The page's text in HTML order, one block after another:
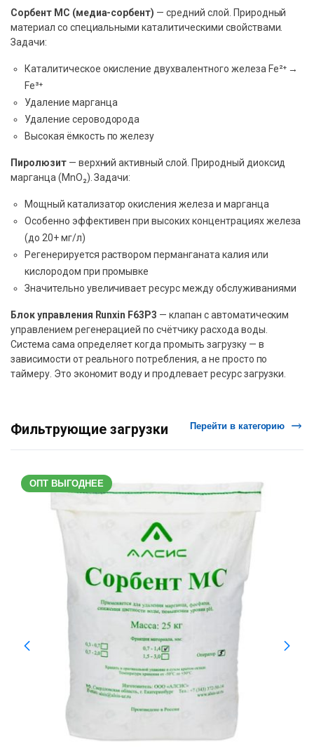
Сорбент МС (медиа-сорбент) — средний слой. Природный
материал со специальными каталитическими свойствами.
Задачи:
Каталитическое окисление двухвалентного железа Fe²⁺ →
Fe³⁺
Удаление марганца
Удаление сероводорода
Высокая ёмкость по железу
Пиролюзит— верхний активный слой. Природный диоксид
марганца (MnO₂). Задачи:
Мощный катализатор окисления железа и марганца
Особенно эффективен при высоких концентрациях железа
(до 20+ мг/л)
Регенерируется раствором перманганата калия или
кислородом при промывке
Значительно увеличивает ресурс между обслуживаниями
Блок управления Runxin F63P3 — клапан с автоматическим
управлением регенерацией по счётчику расхода воды.
Система сама определяет когда промыть загрузку — в
зависимости от реального потребления, а не просто по
таймеру. Это экономит воду и продлевает ресурс загрузки.
Фильтрующие загрузки Перейти в категорию
ОПТ ВЫГОДНЕЕ